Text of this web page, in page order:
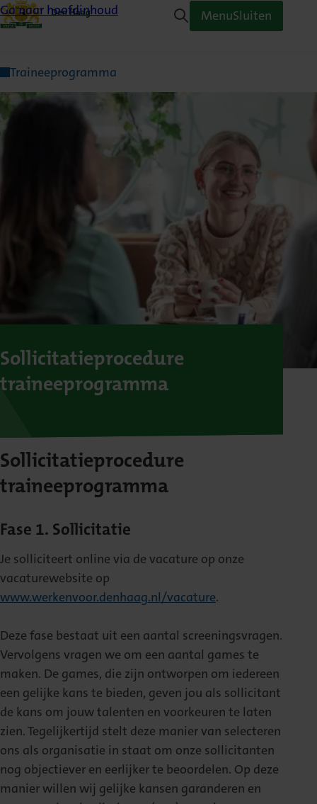
Ga naar hoofdinhoud MenuSluiten
Traineeprogramma
Sollicitatieprocedure
traineeprogramma
Sollicitatieprocedure
traineeprogramma
Fase 1. Sollicitatie
Je solliciteert online via de vacature op onze
vacaturewebsite op
www.werkenvoor.denhaag.nl/vacature.
Deze fase bestaat uit een aantal screeningsvragen.
Vervolgens vragen we om een aantal games te
maken. De games, die zijn ontworpen om iedereen
een gelijke kans te bieden, geven jou als sollicitant
de kans om jouw talenten en voorkeuren te laten
zien. Tegelijkertijd stelt deze manier van selecteren
ons als organisatie in staat om onze sollicitanten
nog objectiever en eerlijker te beoordelen. Op deze
manier willen wij gelijke kansen garanderen en